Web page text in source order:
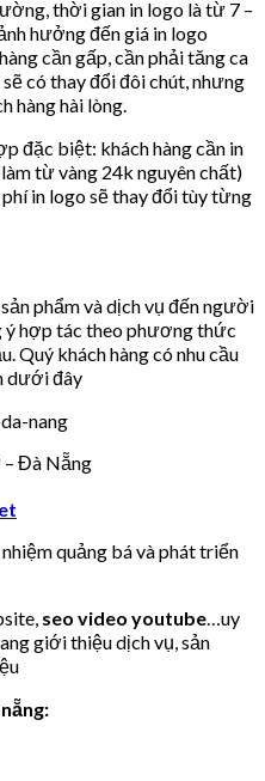
thời gian in logo là từ 7 –
hưởng đến giá in logo
cần gấp, cần phải tăng ca
có thay đổi đôi chút, nhưng
hàng hài lòng.
đặc biệt: khách hàng cần in
từ vàng 24k nguyên chất)
in logo sẽ thay đổi tùy từng
phẩm và dịch vụ đến người
ý hợp tác theo phương thức
Quý khách hàng có nhu cầu
dưới đây
– Đà Nẵng
quảng bá và phát triển
seo video youtube …uy
giới thiệu dịch vụ, sản